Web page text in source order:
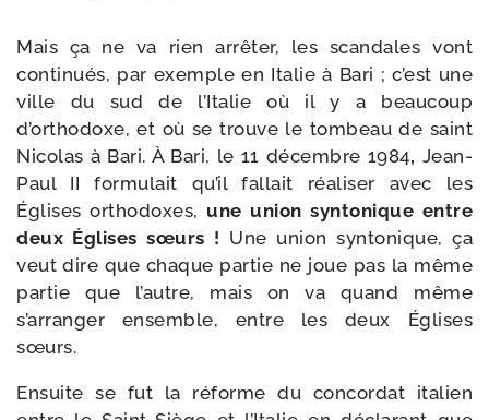
Mais ça ne va rien arrê­ter, les scan­dales vont
conti­nués, par exemple en Italie à Bari ; c’est une
ville du sud de l’Italie où il y a beau­coup
d’orthodoxe, et où se trouve le tom­beau de saint
Nicolas à Bari. À Bari, le 11 décembre 1984, Jean-​
Paul II for­mu­lait qu’il fal­lait réa­li­ser avec les
Églises ortho­doxes, une union syn­to­nique entre
deux Églises sœurs ! Une union syn­to­nique, ça
veut dire que chaque par­tie ne joue pas la même
par­tie que l’autre, mais on va quand même
s’arranger ensemble, entre les deux Églises
sœurs.
Ensuite se fut la réforme du concor­dat ita­lien